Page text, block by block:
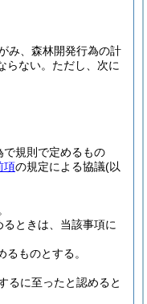
み、森林開発行為の計
ない。 ただし、次に
規則で定めるもの
項の規定による協議(以
ときは、当該事項に
ものとする。
るに至ったと認めると